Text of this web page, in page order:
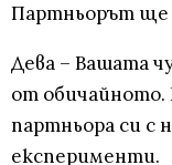
Партньорът ще
Дева – Вашата
от обичайното.
партньора си с
експерименти.